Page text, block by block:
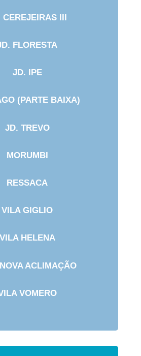
CEREJEIRAS III
FLORESTA
JD. IPE
(PARTE BAIXA)
JD. TREVO
MORUMBI
RESSACA
VILA GIGLIO
VILA HELENA
ACLIMAÇÃO
VOMERO